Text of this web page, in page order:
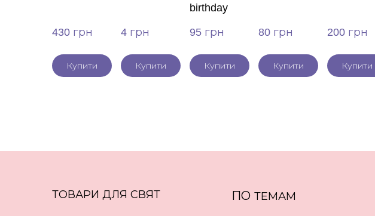
430 грн
Купити
4 грн
Купити
birthday
95 грн
Купити
80 грн
Купити
200 грн
Купити
ТОВАРИ ДЛЯ СВЯТ ПО ТЕМАМ